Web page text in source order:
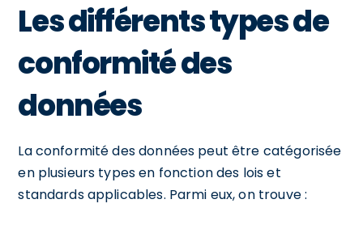
Les différents types de
conformité des
données
La conformité des données peut être catégorisée
en plusieurs types en fonction des lois et
standards applicables. Parmi eux, on trouve :